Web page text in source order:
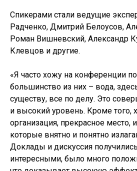
Спикерами стали ведущие
Радченко, Дмитрий Белоусов,
Роман Вишневский, Александр
Клевцов и другие.
«Я часто хожу на конференции
большинство из них – вода,
существу, все по делу. Это
и высокий уровень. Кроме того,
организация, прекрасное место,
которые внятно и понятно
Доклады и дискуссия
интересными, было много